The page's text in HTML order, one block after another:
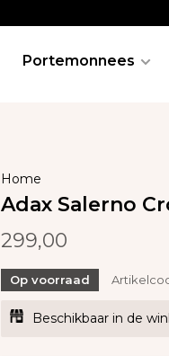
Portemonnees
Home
Adax Salerno
299,00
Op voorraad
Beschikbaar in de